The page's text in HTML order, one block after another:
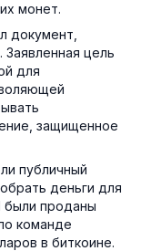
монет.
документ,
Заявленная цель
для
защищенное
публичный
деньги для
были проданы
команде
в биткоине.